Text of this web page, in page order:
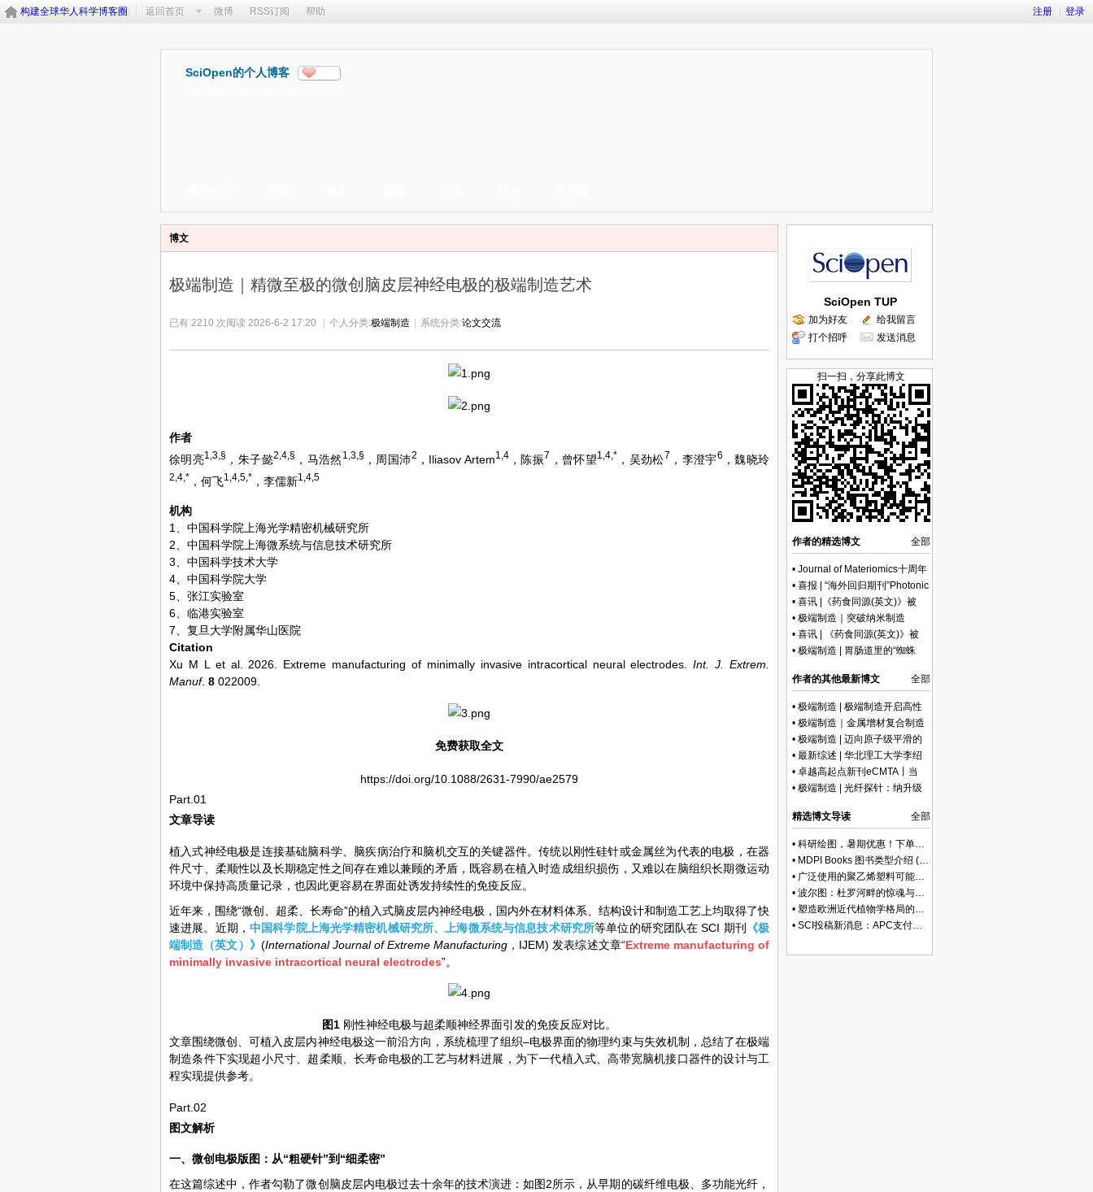
注册 登录
构建全球华人科学博客圈 返回首页 微博 RSS订阅 帮助
SciOpen的个人博客
博文
极端制造｜精微至极的微创脑皮层神经电极的极端制造艺术
已有 2210 次阅读 2026-6-2 17:20 个人分类:极端制造 系统分类:论文交流
作者
徐明亮1,3,§ ，朱子懿2,4,§ ，马浩然 1,3,§ ，周国沛2 ，Iliasov Artem1,4，陈振7 ，曾怀望1,4,* ，吴劲松7 ，李澄宇6 ，魏晓玲
2,4,* ，何飞1,4,5,* ，李儒新1,4,5
机构
1、中国科学院上海光学精密机械研究所
2、中国科学院上海微系统与信息技术研究所
3、中国科学技术大学
4、中国科学院大学
5、张江实验室
6、临港实验室
7、复旦大学附属华山医院
Citation
Xu M L et al. 2026. Extreme manufacturing of minimally invasive intracortical neural electrodes.Int. J. Extrem.
Manuf. 8 022009.
免费获取全文
https://doi.org/10.1088/2631-7990/ae2579
Part.01
文章导读
植入式神经电极是连接基础脑科学、脑疾病治疗和脑机交互的关键器件。传统以刚性硅针或金属丝为代表的电极，在器
件尺寸、柔顺性以及长期稳定性之间存在难以兼顾的矛盾，既容易在植入时造成组织损伤，又难以在脑组织长期微运动
环境中保持高质量记录，也因此更容易在界面处诱发持续性的免疫反应。
近年来，围绕“微创、超柔、长寿命”的植入式脑皮层内神经电极，国内外在材料体系、结构设计和制造工艺上均取得了快
速进展。近期， 中国科学院上海光学精密机械研究所、上海微系统与信息技术研究所等单位的研究团队在 SCI 期刊 《极
端制造（英文）》 (International Journal of Extreme Manufacturing ，IJEM) 发表综述文章“Extreme manufacturing of
minimally invasive intracortical neural electrodes”。
图1 刚性神经电极与超柔顺神经界面引发的免疫反应对比。
文章围绕微创、可植入皮层内神经电极这一前沿方向，系统梳理了组织–电极界面的物理约束与失效机制，总结了在极端
制造条件下实现超小尺寸、超柔顺、长寿命电极的工艺与材料进展，为下一代植入式、高带宽脑机接口器件的设计与工
程实现提供参考。
Part.02
图文解析
一、微创电极版图：从“粗硬针”到“细柔密”
在这篇综述中，作者勾勒了微创脑皮层内电极过去十余年的技术演进：如图2所示，从早期的碳纤维电极、多功能光纤，
SciOpen TUP
加为好友
给我留言
打个招呼
发送消息
扫一扫，分享此博文
全部
作者的精选博文
• Journal of Materiomics十周年
纪念专刊上线
• 喜报 | “海外回归期刊”Photonic
Sensors再列JCR Q1区
• 喜讯 |《药食同源(英文)》被
Scopus数据库收录！
• 极端制造｜突破纳米制造
“看”“造” 脱节难题！浙江大学团
队开发双功能系统，实现 3D 纳
• 喜讯 | 《药食同源(英文)》被
ESCI数据库正式收录！
• 极端制造 | 胃肠道里的“蜘蛛
肠道癌早期干预带来新希望
全部
作者的其他最新博文
• 极端制造 | 极端制造开启高性
能锂电池新篇章
• 极端制造｜金属增材复合制造
技术展望
• 极端制造 | 迈向原子级平滑的
金刚石表面：多物理场耦合抛光
的进展与挑战
• 最新综述 | 华北理工大学李绍
英、赵留成副教授：废旧锂离子
电池正极有价资源回收系统性综
• 卓越高起点新刊eCMTA丨当
RCT不足以回答复杂干预问题，
• 极端制造 | 光纤探针：纳升级
全部
精选博文导读
• 科研绘图，暑期优惠！下单立减500元
• MDPI Books 图书类型介绍 (三)：Edited Book
• 广泛使用的聚乙烯塑料可能会损害你的肝脏
• 波尔图：杜罗河畔的惊魂与治愈
• 塑造欧洲近代植物学格局的马德里皇家植物园里程碑式园长
• SCI投稿新消息：APC支付服务再升级！